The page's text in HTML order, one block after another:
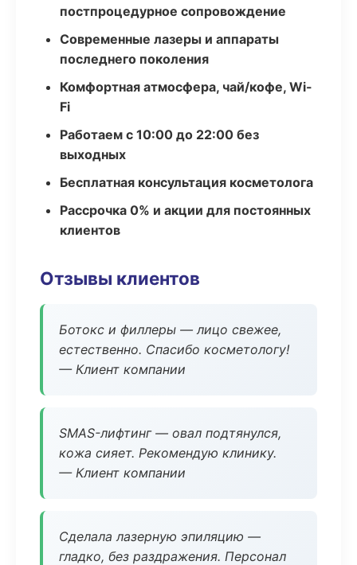
постпроцедурное сопровождение
Современные лазеры и аппараты
последнего поколения
Комфортная атмосфера, чай/кофе, Wi-
Fi
Работаем с 10:00 до 22:00 без
выходных
Бесплатная консультация косметолога
Рассрочка 0% и акции для постоянных
клиентов
Отзывы клиентов
Ботокс и филлеры — лицо свежее,
естественно. Спасибо косметологу!
— Клиент компании
SMAS-лифтинг — овал подтянулся,
кожа сияет. Рекомендую клинику.
— Клиент компании
Сделала лазерную эпиляцию —
гладко, без раздражения. Персонал